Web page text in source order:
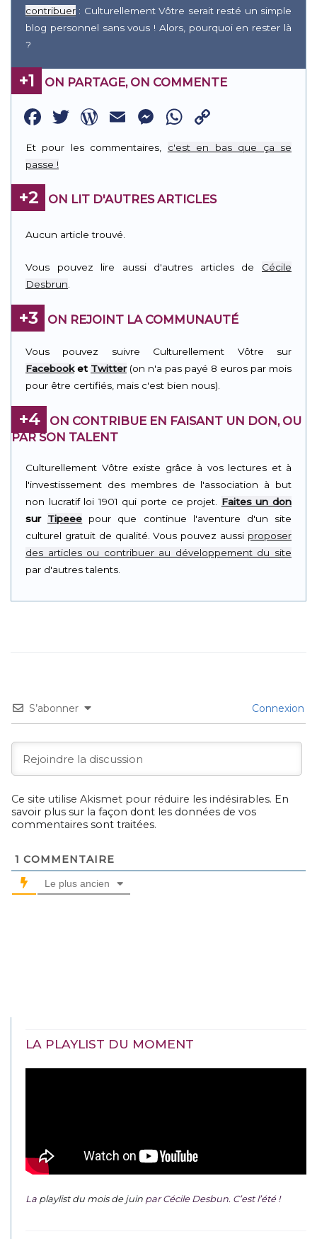
contribuer : Culturellement Vôtre serait resté un simple
blog personnel sans vous ! Alors, pourquoi en rester là
?
+1 ON PARTAGE, ON COMMENTE
Facebook
Twitter
WordPress
EmailMessenger
WhatsApp
Link
Et pour les commentaires, c'est en bas que ça se
passe !
+2 ON LIT D'AUTRES ARTICLES
Aucun article trouvé.
Vous pouvez lire aussi d'autres articles de Cécile
Desbrun.
+3 ON REJOINT LA COMMUNAUTÉ
Vous pouvez suivre Culturellement Vôtre sur
Facebooket Twitter(on n'a pas payé 8 euros par mois
pour être certifiés, mais c'est bien nous).
+4
ON CONTRIBUE EN FAISANT UN DON, OU
PAR SON TALENT
Culturellement Vôtre existe grâce à vos lectures et à
l'investissement des membres de l'association à but
non lucratif loi 1901 qui porte ce projet. Faites un don
sur Tipeee pour que continue l'aventure d'un site
culturel gratuit de qualité. Vous pouvez aussi proposer
des articles ou contribuer au développement du site
par d'autres talents.
S’abonner Connexion
Ce site utilise Akismet pour réduire les indésirables. En
savoir plus sur la façon dont les données de vos
commentaires sont traitées.
1 COMMENTAIRE
Le plus ancien
LA PLAYLIST DU MOMENT
La playlist du mois de juin par Cécile Desbun. C’est l’été !